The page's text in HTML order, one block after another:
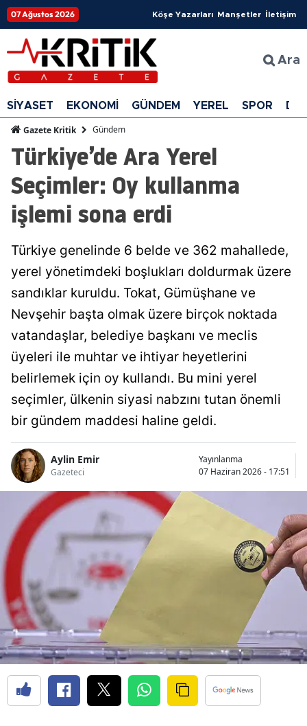
07 Ağustos 2026 Köşe Yazarları Manşetler İletişim
Ara
SİYASET EKONOMİ GÜNDEM YEREL SPOR
Gazete Kritik Gündem
Türkiye’de Ara Yerel
Seçimler: Oy kullanma
işlemi sona erdi
Türkiye genelinde 6 belde ve 362 mahallede,
yerel yönetimdeki boşlukları doldurmak üzere
sandıklar kuruldu. Tokat, Gümüşhane ve
Nevşehir başta olmak üzere birçok noktada
vatandaşlar, belediye başkanı ve meclis
üyeleri ile muhtar ve ihtiyar heyetlerini
belirlemek için oy kullandı. Bu mini yerel
seçimler, ülkenin siyasi nabzını tutan önemli
bir gündem maddesi haline geldi.
Aylin Emir
Gazeteci
Yayınlanma
07 Haziran 2026 - 17:51